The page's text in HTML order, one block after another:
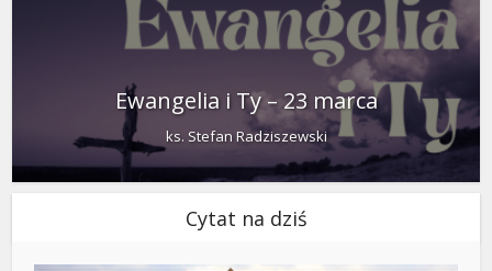
Ewangelia i Ty – 23 marca
ks. Stefan Radziszewski
Cytat na dziś